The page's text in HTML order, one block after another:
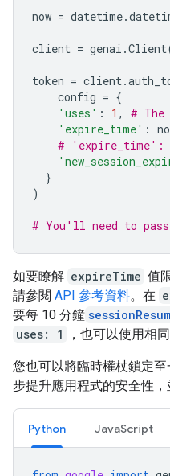
now = datetime.
client = genai .Client
token = client.
config = {
'uses' : 1 ,
#
'expire_time' :
# 'expire_time':
}
)
# You'll need to
如要瞭解 expireTime 值
請參閱 API 參考資料。在
要每 10 分鐘
uses: 1
，也可以使用相同
您也可以將臨時權杖鎖定
步提升應用程式的安全性，
Python JavaScript